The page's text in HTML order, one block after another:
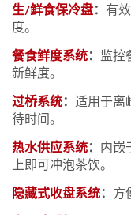
生/鲜食保冷盘： 有
度。
餐食鲜度系统：
监控
新鲜度。
过桥系统： 适用于离
待时间。
热水供应系统：
内嵌
上即可冲泡茶饮。
隐藏式收盘系统： 方